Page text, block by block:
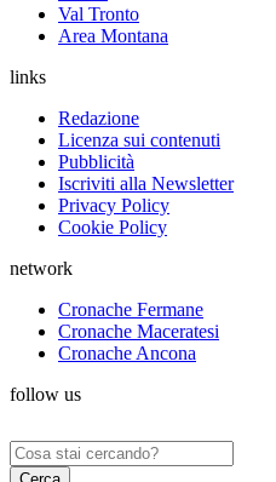
Val Tronto
Area Montana
links
Redazione
Licenza sui contenuti
Pubblicità
Iscriviti alla Newsletter
Privacy Policy
Cookie Policy
network
Cronache Fermane
Cronache Maceratesi
Cronache Ancona
follow us
Ricerca
per: